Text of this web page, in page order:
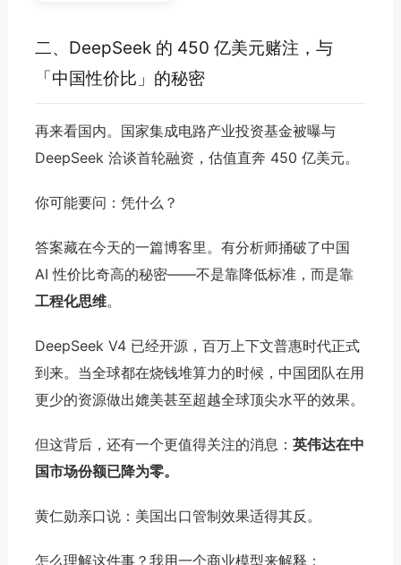
二、DeepSeek 的 450 亿美元赌注，与
「中国性价比」的秘密
再来看国内。国家集成电路产业投资基金被曝与
DeepSeek 洽谈首轮融资，估值直奔 450 亿美元。
你可能要问：凭什么？
答案藏在今天的一篇博客里。有分析师捅破了中国
AI 性价比奇高的秘密——不是靠降低标准，而是靠
工程化思维。
DeepSeek V4 已经开源，百万上下文普惠时代正式
到来。当全球都在烧钱堆算力的时候，中国团队在用
更少的资源做出媲美甚至超越全球顶尖水平的效果。
但这背后，还有一个更值得关注的消息： 英伟达在中
国市场份额已降为零。
黄仁勋亲口说：美国出口管制效果适得其反。
怎么理解这件事？我用一个商业模型来解释：